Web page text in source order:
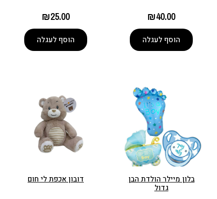
₪40.00
הוסף לעגלה
₪25.00
הוסף לעגלה
בלון מיילר הולדת הבן
גדול
דובון אכפת לי חום